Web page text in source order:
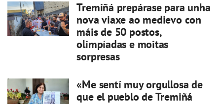
Tremiñá prepárase para unha
nova viaxe ao medievo con
máis de 50 postos,
olimpíadas e moitas
sorpresas
«Me sentí muy orgullosa de
que el pueblo de Tremiñá